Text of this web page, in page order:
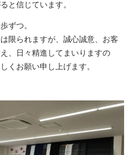
と信じています。
ずつ。
限られますが、誠心誠意、お客
、日々精進してまいりますの
くお願い申し上げます。